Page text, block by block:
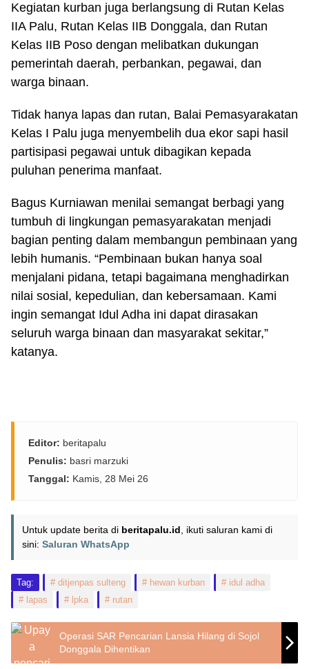
Kegiatan kurban juga berlangsung di Rutan Kelas
IIA Palu, Rutan Kelas IIB Donggala, dan Rutan
Kelas IIB Poso dengan melibatkan dukungan
pemerintah daerah, perbankan, pegawai, dan
warga binaan.
Tidak hanya lapas dan rutan, Balai Pemasyarakatan
Kelas I Palu juga menyembelih dua ekor sapi hasil
partisipasi pegawai untuk dibagikan kepada
puluhan penerima manfaat.
Bagus Kurniawan menilai semangat berbagi yang
tumbuh di lingkungan pemasyarakatan menjadi
bagian penting dalam membangun pembinaan yang
lebih humanis. “Pembinaan bukan hanya soal
menjalani pidana, tetapi bagaimana menghadirkan
nilai sosial, kepedulian, dan kebersamaan. Kami
ingin semangat Idul Adha ini dapat dirasakan
seluruh warga binaan dan masyarakat sekitar,”
katanya.
Editor: beritapalu
Penulis: basri marzuki
Tanggal: Kamis, 28 Mei 26
Untuk update berita di beritapalu.id , ikuti saluran kami di
sini: Saluran WhatsApp
Tag: ditjenpas sulteng hewan kurban
idul adha
lapas
lpka rutan
Operasi SAR Pencarian Lansia Hilang di Sojol
Donggala Dihentikan